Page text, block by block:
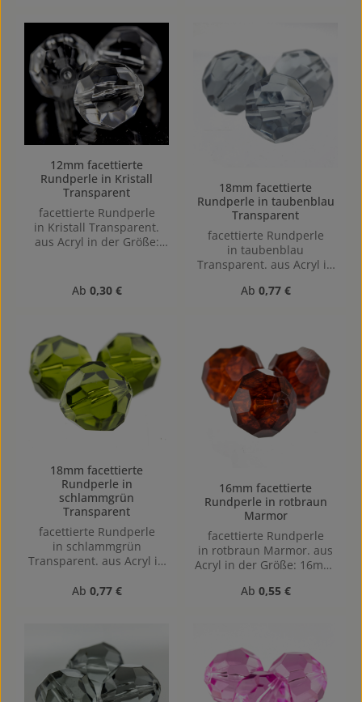
12mm facettierte
Rundperle in Kristall
Transparent
facettierte Rundperle
in Kristall Transparent.
aus Acryl in der Größe:
gebohrt, 1,2mm
Regulärer Preis:
Ab 0,30 €
18mm facettierte
Rundperle in taubenblau
Transparent
facettierte Rundperle
in taubenblau
Transparent. aus Acryl in
Lochgröße: Vertikal (von
Regulärer Preis:
Ab 0,77 €
18mm facettierte
Rundperle in
schlammgrün
Transparent
facettierte Rundperle
in schlammgrün
Transparent. aus Acryl in
Lochgröße: Vertikal (von
Regulärer Preis:
Ab 0,77 €
16mm facettierte
Rundperle in rotbraun
Marmor
facettierte Rundperle
in rotbraun Marmor. aus
Acryl in der Größe: 16mm,
oben nach unten)
Regulärer Preis:
Ab 0,55 €